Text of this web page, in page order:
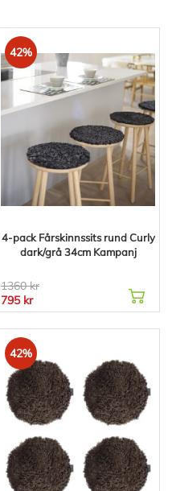
42%
4-pack Fårskinnssits rund Curly
dark/grå 34cm Kampanj
1360 kr
795 kr
42%